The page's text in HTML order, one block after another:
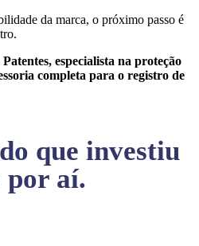
da marca, o próximo passo é
especialista na proteção
completa para o registro de
que investiu
por aí.